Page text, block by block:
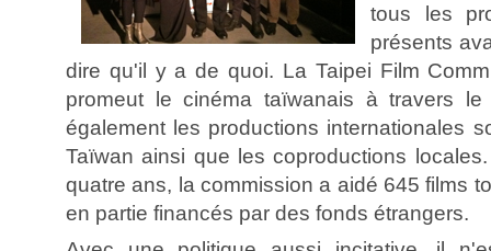
tous les
présents
dire qu'il y a de quoi. La Taipei Film
promeut le cinéma taïwanais à travers le
également les productions internationales
Taïwan ainsi que les coproductions
quatre ans, la commission a aidé 645 films
en partie financés par des fonds étrangers.